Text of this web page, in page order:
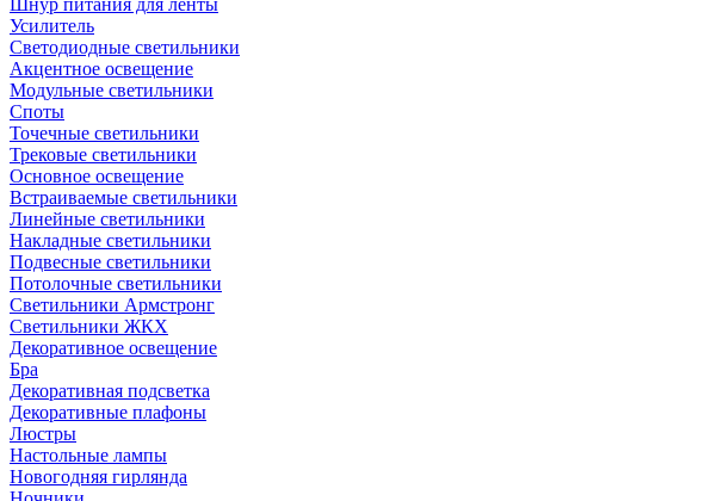
Шнур питания для ленты
Усилитель
Светодиодные светильники
Акцентное освещение
Модульные светильники
Споты
Точечные светильники
Трековые светильники
Основное освещение
Встраиваемые светильники
Линейные светильники
Накладные светильники
Подвесные светильники
Потолочные светильники
Светильники Армстронг
Светильники ЖКХ
Декоративное освещение
Бра
Декоративная подсветка
Декоративные плафоны
Люстры
Настольные лампы
Новогодняя гирлянда